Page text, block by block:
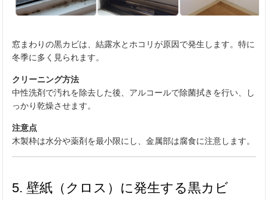
窓まわりの黒カビは、結露水とホコリが原因で発生します。特に
冬季に多く見られます。
クリーニング方法
中性洗剤で汚れを除去した後、アルコールで除菌拭きを行い、し
っかり乾燥させます。
注意点
木製枠は水分や薬剤を最小限にし、金属部は腐食に注意します。
5. 壁紙（クロス）に発生する黒カビ